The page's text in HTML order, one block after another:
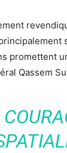
promettent
Qassem